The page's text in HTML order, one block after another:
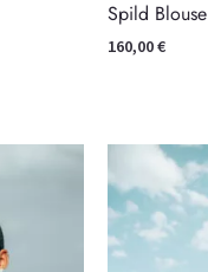
Spild Blouse
160,00€